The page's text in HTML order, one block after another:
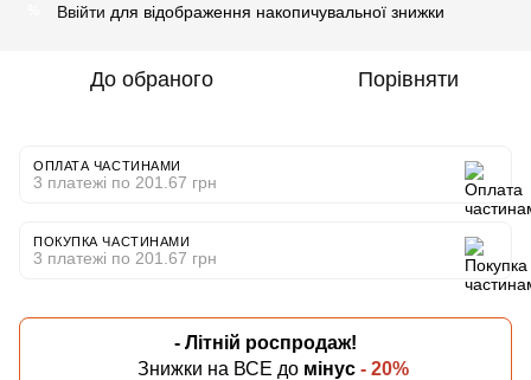
Ввійти для відображення накопичувальної знижки
До обраного Порівняти
ОПЛАТА ЧАСТИНАМИ
3 платежі по 201.67 грн
ПОКУПКА ЧАСТИНАМИ
3 платежі по 201.67 грн
- Літній роспродаж!
Знижки на ВСЕ до мінус - 20%